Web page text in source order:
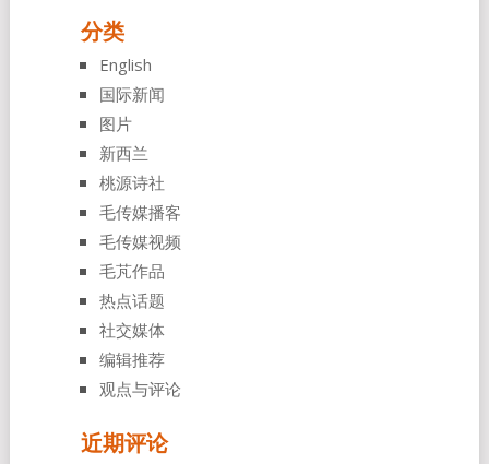
分类
English
国际新闻
图片
新西兰
桃源诗社
毛传媒播客
毛传媒视频
毛芃作品
热点话题
社交媒体
编辑推荐
观点与评论
近期评论